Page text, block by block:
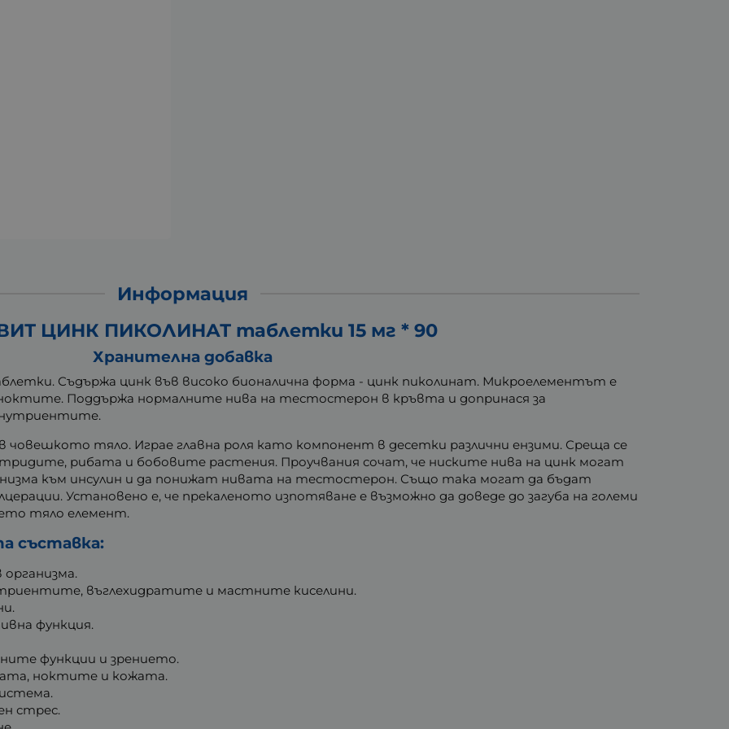
Информация
ЦИНК ПИКОЛИНАТ таблетки 15 мг * 90
Хранителна добавка
Съдържа цинк във високо бионалична форма - цинк пиколинат. Микроелементът е
Поддържа нормалните нива на тестостерон в кръвта и допринася за
тяло. Играе главна роля като компонент в десетки различни ензими. Среща се
рибата и бобовите растения. Проучвания сочат, че ниските нива на цинк могат
към инсулин и да понижат нивата на тестостерон. Също така могат да бъдат
Установено е, че прекаленото изпотяване е възможно да доведе до загуба на големи
тяло елемент.
съставка:
организма.
въглехидратите и мастните киселини.
функция.
функции и зрението.
ноктите и кожата.
стрес.